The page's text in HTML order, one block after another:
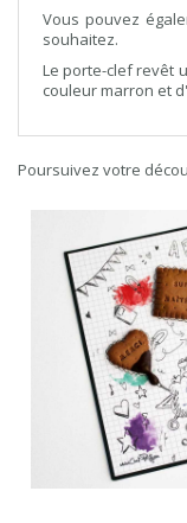
Vous pouvez
souhaitez.
Le porte-clef revêt
couleur marron et
Poursuivez votre